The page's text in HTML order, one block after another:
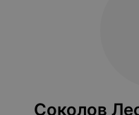
Соколов